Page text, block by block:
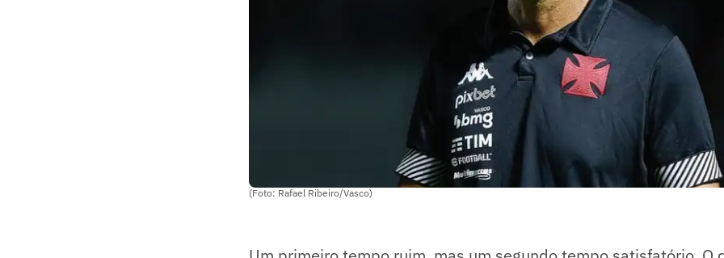
(Foto: Rafael Ribeiro/Vasco)